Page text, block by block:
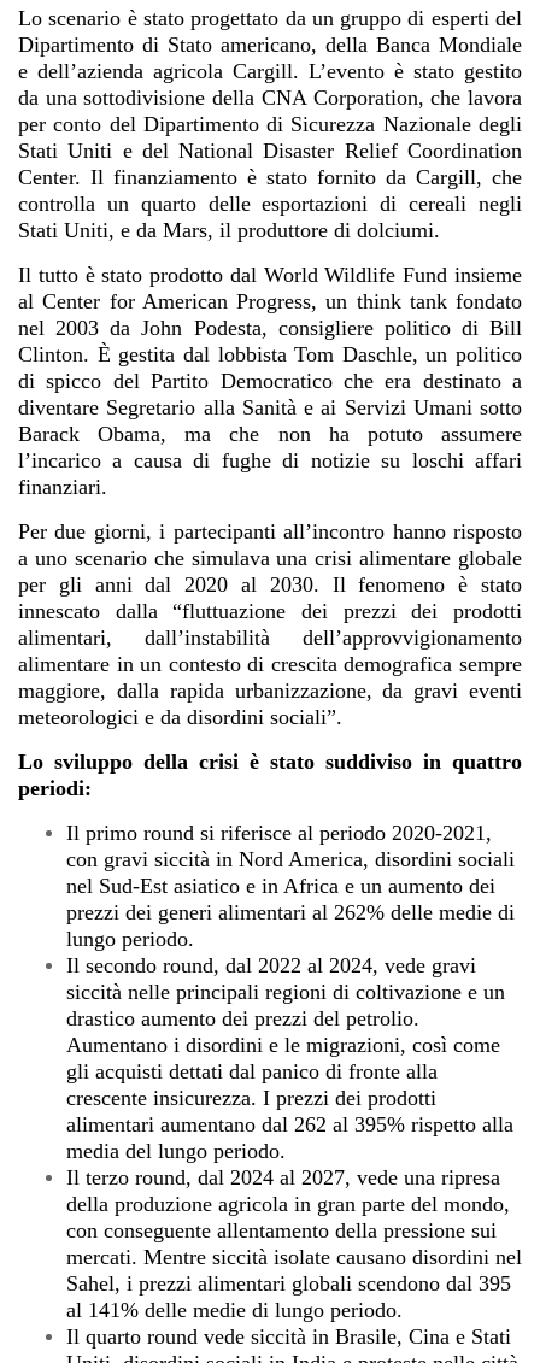
Lo scenario è stato progettato da un gruppo di esperti del
Dipartimento di Stato americano, della Banca Mondiale
e dell’azienda agricola Cargill. L’evento è stato gestito
da una sottodivisione della CNA Corporation, che lavora
per conto del Dipartimento di Sicurezza Nazionale degli
Stati Uniti e del National Disaster Relief Coordination
Center. Il finanziamento è stato fornito da Cargill, che
controlla un quarto delle esportazioni di cereali negli
Stati Uniti, e da Mars, il produttore di dolciumi.
Il tutto è stato prodotto dal World Wildlife Fund insieme
al Center for American Progress, un think tank fondato
nel 2003 da John Podesta, consigliere politico di Bill
Clinton. È gestita dal lobbista Tom Daschle, un politico
di spicco del Partito Democratico che era destinato a
diventare Segretario alla Sanità e ai Servizi Umani sotto
Barack Obama, ma che non ha potuto assumere
l’incarico a causa di fughe di notizie su loschi affari
finanziari.
Per due giorni, i partecipanti all’incontro hanno risposto
a uno scenario che simulava una crisi alimentare globale
per gli anni dal 2020 al 2030. Il fenomeno è stato
innescato dalla “fluttuazione dei prezzi dei prodotti
alimentari, dall’instabilità dell’approvvigionamento
alimentare in un contesto di crescita demografica sempre
maggiore, dalla rapida urbanizzazione, da gravi eventi
meteorologici e da disordini sociali”.
Lo sviluppo della crisi è stato suddiviso in quattro
periodi:
Il primo round si riferisce al periodo 2020-2021,
con gravi siccità in Nord America, disordini sociali
nel Sud-Est asiatico e in Africa e un aumento dei
prezzi dei generi alimentari al 262% delle medie di
lungo periodo.
Il secondo round, dal 2022 al 2024, vede gravi
siccità nelle principali regioni di coltivazione e un
drastico aumento dei prezzi del petrolio.
Aumentano i disordini e le migrazioni, così come
gli acquisti dettati dal panico di fronte alla
crescente insicurezza. I prezzi dei prodotti
alimentari aumentano dal 262 al 395% rispetto alla
media del lungo periodo.
Il terzo round, dal 2024 al 2027, vede una ripresa
della produzione agricola in gran parte del mondo,
con conseguente allentamento della pressione sui
mercati. Mentre siccità isolate causano disordini nel
Sahel, i prezzi alimentari globali scendono dal 395
al 141% delle medie di lungo periodo.
Il quarto round vede siccità in Brasile, Cina e Stati